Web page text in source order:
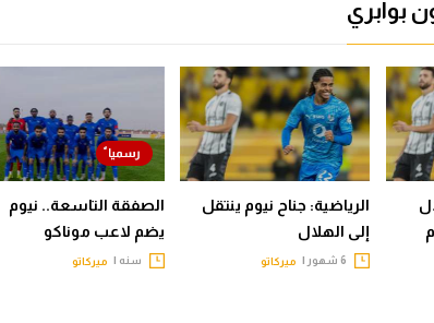
بوابري
الرياضية: جناح نيوم ينتقل
إلى الهلال
ميركاتو
الصفقة التاسعة.. نيوم
يضم لاعب موناكو
سنه | ميركاتو